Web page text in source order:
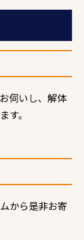
伺いし、解体
す。
から是非お寄